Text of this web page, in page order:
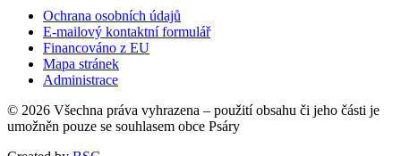
Ochrana osobních údajů
E-mailový kontaktní formulář
Financováno z EU
Mapa stránek
Administrace
© 2026 Všechna práva vyhrazena – použití obsahu či jeho části je
umožněn pouze se souhlasem obce Psáry